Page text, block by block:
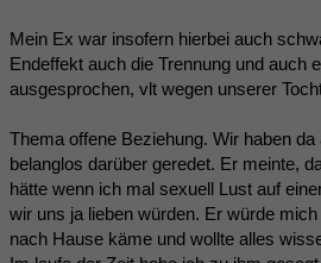
Mein Ex war insofern hierbei auch
Endeffekt auch die Trennung und auch
ausgesprochen, vlt wegen unserer
Thema offene Beziehung. Wir haben
belanglos darüber geredet. Er meinte,
hätte wenn ich mal sexuell Lust auf
wir uns ja lieben würden. Er würde
nach Hause käme und wollte alles